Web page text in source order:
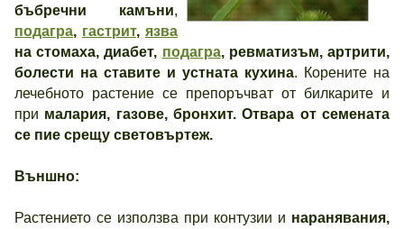
бъбречни камъни,
подагра, гастрит, язва
на стомаха, диабет, подагра, ревматизъм, артрити,
болести на ставите и устната кухина. Корените на
лечебното растение се препоръчват от билкарите и
при малария, газове, бронхит. Отвара от семената
се пие срещу световъртеж.
Външно:
Растението се използва при контузии и наранявания,